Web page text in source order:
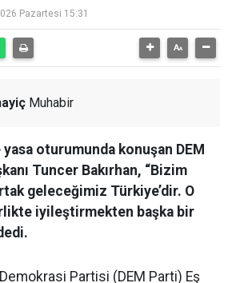
Pazartesi 15:31
Muhabir
oturumunda konuşan DEM
Tuncer Bakırhan, “Bizim
geleceğimiz Türkiye’dir. O
iyileştirmekten başka bir
Partisi (DEM Parti) Eş